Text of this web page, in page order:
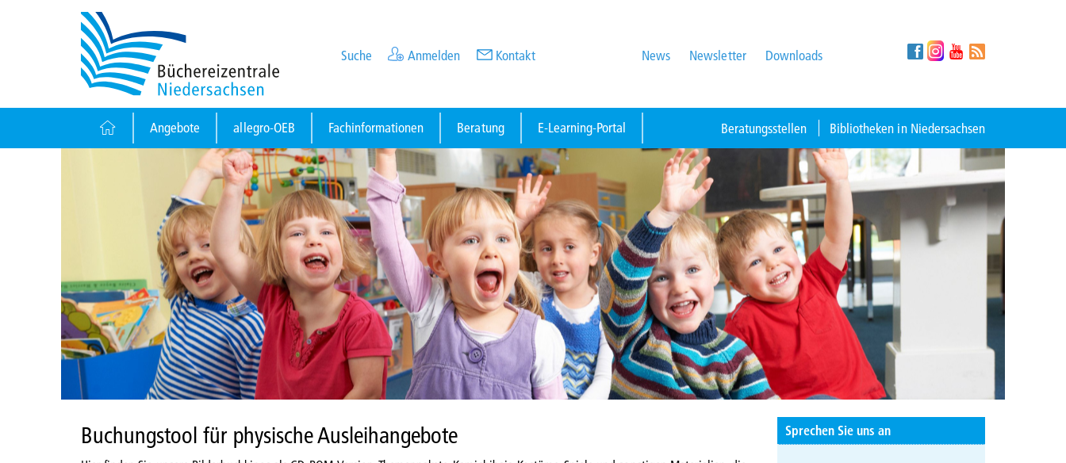
Suche Anmelden Kontakt News Newsletter Downloads
Angebote allegro-OEB Fachinformationen Beratung E-Learning-Portal Beratungsstellen Bibliotheken in Niedersachsen
Buchungstool für physische Ausleihangebote Sprechen Sie uns an